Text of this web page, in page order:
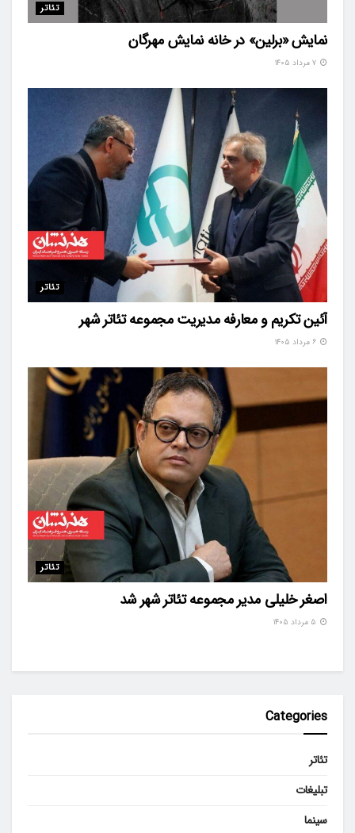
تئاتر
نمایش «برلین» در خانه نمایش مهرگان
تئاتر
آئین تکریم و معارفه مدیریت مجموعه تئاتر شهر
تئاتر
اصغر خلیلی مدیر مجموعه تئاتر شهر شد
Categories
تئاتر
تبلیغات
سینما